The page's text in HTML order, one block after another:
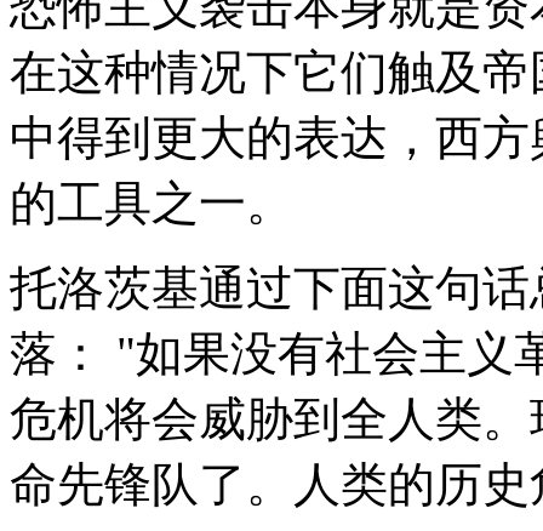
在这种情况下它们触及
中得到更大的表达，西
的工具之一。
托洛茨基通过下面这句
落： "如果没有社会主义
危机将会威胁到全人类
命先锋队了。人类的历